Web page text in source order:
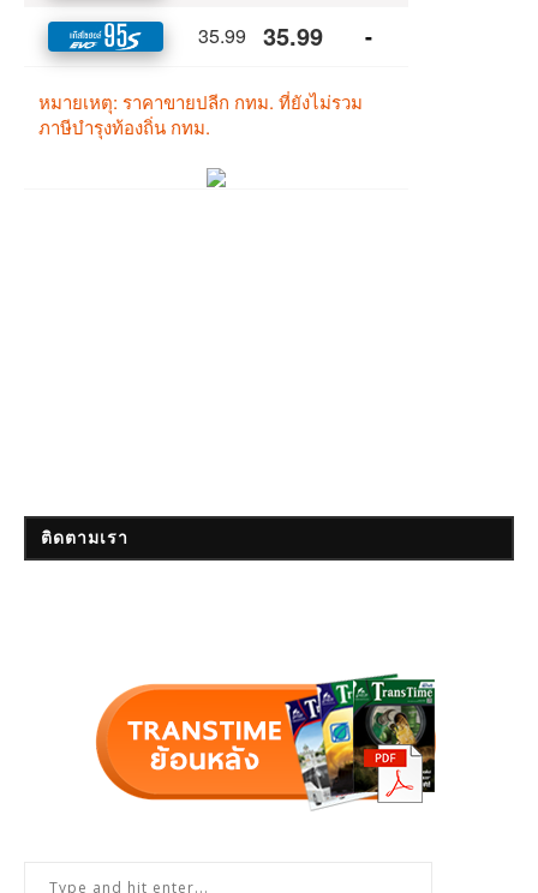
ติดตามเรา